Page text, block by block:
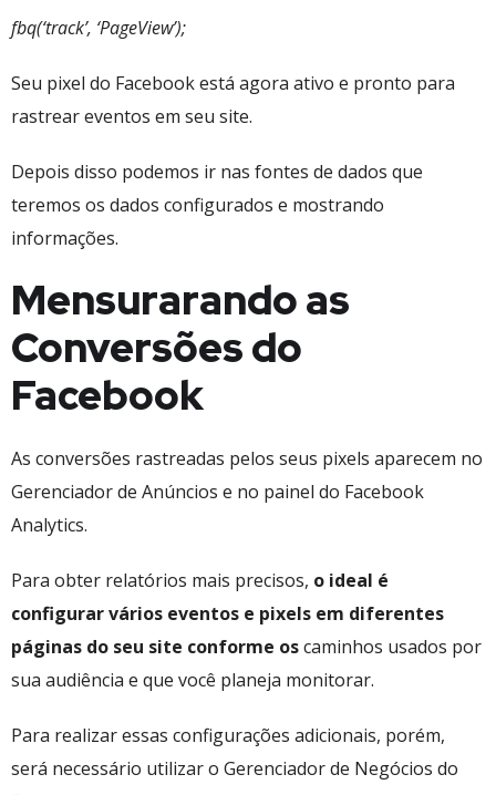
fbq(‘track’, ‘PageView’);
Seu pixel do Facebook está agora ativo e pronto para
rastrear eventos em seu site.
Depois disso podemos ir nas fontes de dados que
teremos os dados configurados e mostrando
informações.
Mensurarando as
Conversões do
Facebook
As conversões rastreadas pelos seus pixels aparecem no
Gerenciador de Anúncios e no painel do Facebook
Analytics.
Para obter relatórios mais precisos, o ideal é
configurar vários eventos e pixels em diferentes
páginas do seu site conforme oscaminhos usados por
sua audiência e que você planeja monitorar.
Para realizar essas configurações adicionais, porém,
será necessário utilizar o Gerenciador de Negócios do